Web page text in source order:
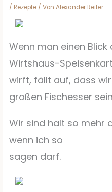
/ Rezepte / VonAlexander Reiter
Wenn man einen
Wirtshaus-
wirft, fällt auf, dass
großen Fischesser
Wir sind halt so mehr
wenn ich so
sagen darf.